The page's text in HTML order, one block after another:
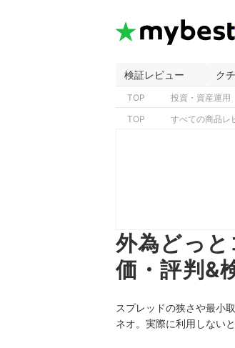
検証レビュー ク
TOP 投資・資産運用
TOP すべての商品レ
外為どっ
価・評判&
スプレッドの狭さや最小
ネオ。実際に利用しない